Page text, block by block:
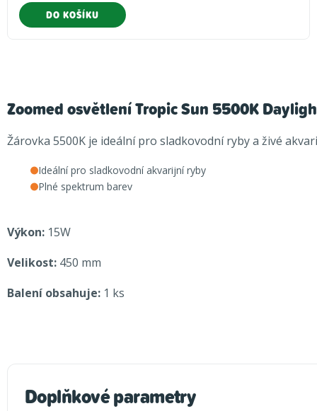
DO KOŠÍKU
Zoomed osvětlení Tropic Sun 5500K
Žárovka 5500K je ideální pro sladkovodní ryby a živé
Ideální pro sladkovodní akvarijní ryby
Plné spektrum barev
Výkon: 15W
Velikost: 450 mm
Balení obsahuje: 1 ks
Doplňkové parametry